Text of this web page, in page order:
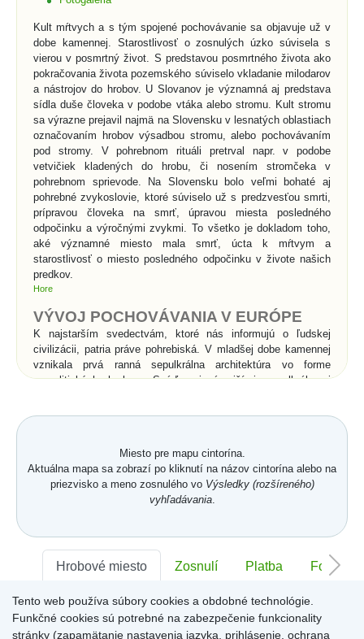
Kult mŕtvych a s tým spojené pochovávanie sa objavuje už v
dobe kamennej. Starostlivosť o zosnulých úzko súvisela s
vierou v posmrtný život. S predstavou posmrtného života ako
pokračovania života pozemského súviselo vkladanie milodarov
a nástrojov do hrobov. U Slovanov je významná aj predstava
sídla duše človeka v podobe vtáka alebo stromu. Kult stromu
sa výrazne prejavil najmä na Slovensku v lesnatých oblastiach
označovaním hrobov výsadbou stromu, alebo pochovávaním
pod stromy. V pohrebnom rituáli pretrval napr. v podobe
vetvičiek kladených do hrobu, či nosením stromčeka v
pohrebnom sprievode. Na Slovensku bolo veľmi bohaté aj
pohrebné zvykoslovie, ktoré súviselo už s predzvesťou smrti,
prípravou človeka na smrť, úpravou miesta posledného
odpočinku a výročnými zvykmi. To všetko je dokladom toho,
aké významné miesto mala smrť, úcta k mŕtvym a
starostlivosť o miesto posledného odpočinku v živote našich
predkov.
Hore
VÝVOJ POCHOVÁVANIA V EURÓPE
K najstarším svedectvám, ktoré nás informujú o ľudskej
civilizácii, patria práve pohrebiská. V mladšej dobe kamennej
vznikala prvá ranná sepulkrálna architektúra vo forme
megalitických hrobov. Snáď najznámejšími sepulkrálnymi
umiestňovali po dve urny s popolom. Rímske katakomby boli
podzemné pohrebiská pre kostrové pochovávanie a súviseli s
prechodom od spaľovania mŕtvych ku kostrovému
pochovávaniu v 2.storočí n. l.. Pod vplyvom kresťanstva
spaľovaním, čo je spojené s vierou v zmŕtvychvstanie
zomrelých. Od povolenia kresťanstva sa pochovávanie
uskutočňuje priamo v chrámoch a kláštoroch, alebo vo
Významné zmeny v
pochovávaní nastali až v
Miesto pre mapu cintorína.
Aktuálna mapa sa zobrazí po kliknutí na názov cintorína alebo na
priezvisko a meno zosnulého vo Výsledky (rozšíreného)
vyhľadávania.
Hrobové miesto Zosnulí Platba Foto
Sektor:- Rad:- Číslo:-
Tento web používa súbory cookies a obdobné technológie.
Funkčné cookies sú potrebné na zabezpečenie funkcionality
stránky (zapamätanie nastavenia jazyka, prihlásenie, ochrana